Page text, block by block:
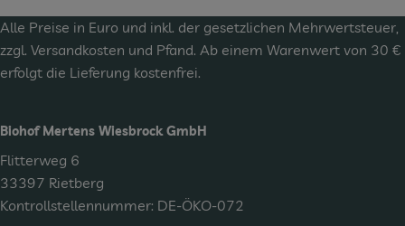
Alle Preise in Euro und inkl. der gesetzlichen Mehrwertsteuer,
zzgl. Versandkosten und Pfand. Ab einem Warenwert von 30 €
erfolgt die Lieferung kostenfrei.
Biohof Mertens Wiesbrock GmbH
Flitterweg 6
33397 Rietberg
Kontrollstellennummer: DE-ÖKO-072